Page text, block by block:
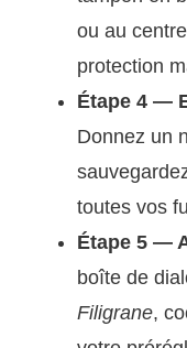
ou au
protection
Étape 4 —
Donnez un
toutes vos
Étape 5 —
boîte de
Filigrane,